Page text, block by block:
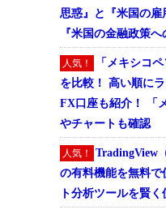
思惑』と『米国の雇
『米国の金融政策
人気！
「メキシコ
を比較！ 高い順に
FX口座も紹介！ 「
やチャートも確認
人気！
TradingView
の有料機能を無料
ト分析ツールを賢